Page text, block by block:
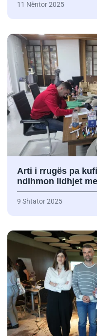
11 Nëntor 2025
Arti i rrugës pa
ndihmon lidhjet
9 Shtator 2025